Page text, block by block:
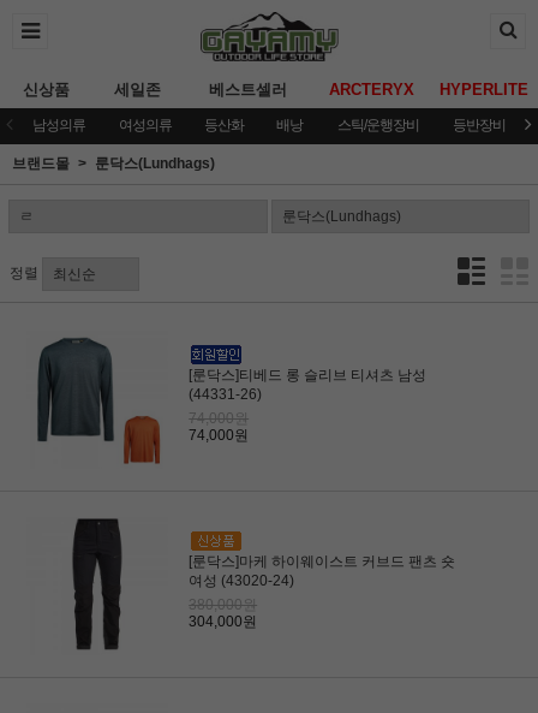
신상품 세일존 베스트셀러 ARCTERYX HYPERLITE
남성의류 여성의류 등산화 배낭 스틱/운행장비 등반장비
브랜드몰 룬닥스(Lundhags)
정렬
[룬닥스]티베드 롱 슬리브 티셔츠 남성
(44331-26)
74,000원
74,000원
[룬닥스]마케 하이웨이스트 커브드 팬츠 숏
여성 (43020-24)
380,000원
304,000원